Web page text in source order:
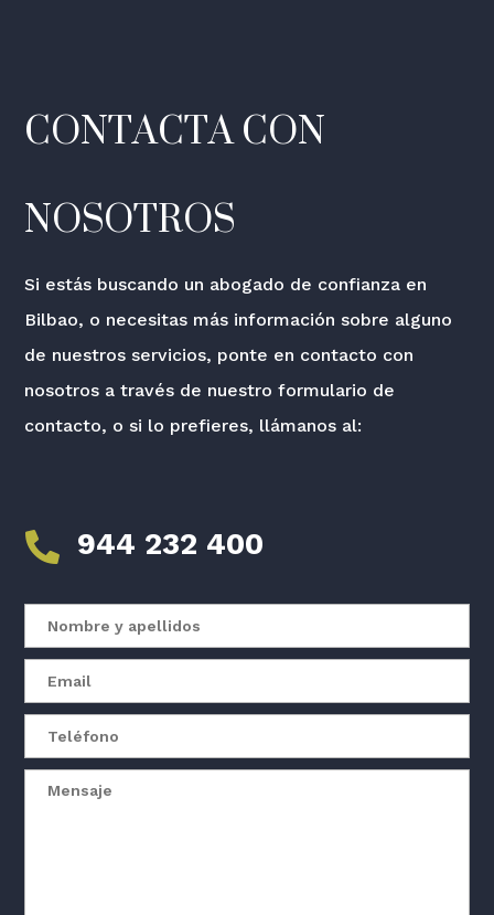
CONTACTA CON
NOSOTROS
Si estás buscando un abogado de confianza en
Bilbao, o necesitas más información sobre alguno
de nuestros servicios, ponte en contacto con
nosotros a través de nuestro formulario de
contacto, o si lo prefieres, llámanos al:
 944 232 400